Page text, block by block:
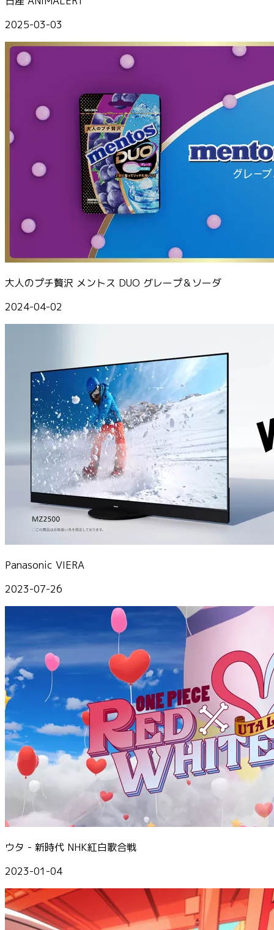
2025-03-03
大人のプチ贅沢 メントス DUO グレープ＆ソーダ
2024-04-02
Panasonic VIERA
2023-07-26
ウタ - 新時代 NHK紅白歌合戦
2023-01-04